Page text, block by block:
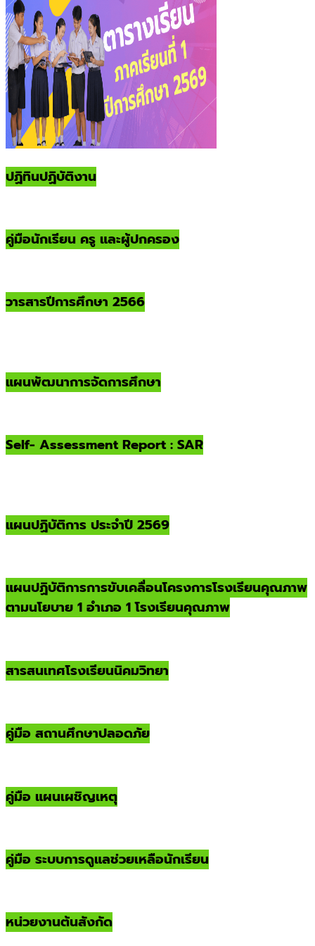
ปฏิทินปฏิบัติงาน
คู่มือนักเรียน ครู และผู้ปกครอง
วารสารปีการศึกษา 2566
แผนพัฒนาการจัดการศึกษา
Self- Assessment Report : SAR
แผนปฏิบัติการ ประจำปี 2569
แผนปฏิบัติการการขับเคลื่อนโครงการโรงเรียนคุณภาพ
ตามนโยบาย 1 อำเภอ 1 โรงเรียนคุณภาพ
สารสนเทศโรงเรียนนิคมวิทยา
คู่มือ สถานศึกษาปลอดภัย
คู่มือ แผนเผชิญเหตุ
คู่มือ ระบบการดูแลช่วยเหลือนักเรียน
หน่วยงานต้นสังกัด